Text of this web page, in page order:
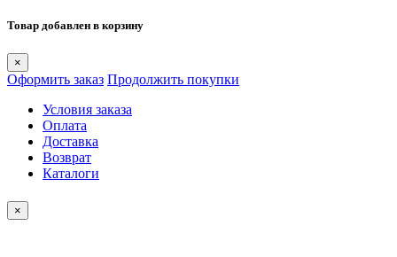
Товар добавлен в корзину
×
Оформить заказ Продолжить покупки
Условия заказа
Оплата
Доставка
Возврат
Каталоги
×